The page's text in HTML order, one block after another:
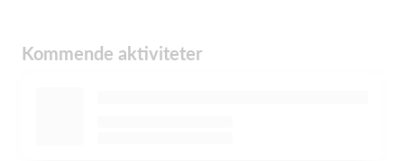
Kommende aktiviteter